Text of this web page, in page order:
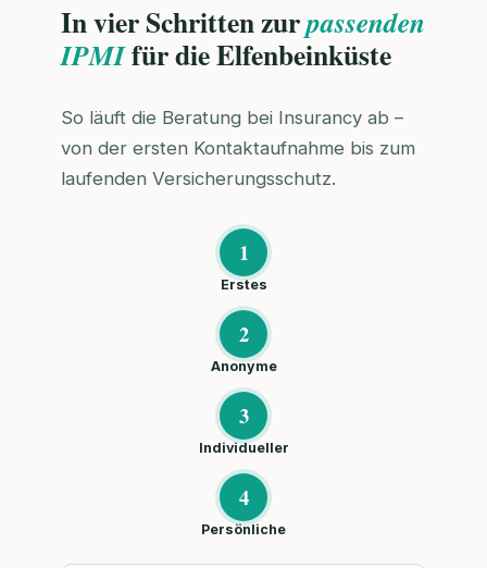
In vier Schritten zurpassenden
IPMIfür die Elfenbeinküste
So läuft die Beratung bei Insurancy ab –
von der ersten Kontaktaufnahme bis zum
laufenden Versicherungsschutz.
1
Erstes
2
Anonyme
3
Individueller
4
Persönliche